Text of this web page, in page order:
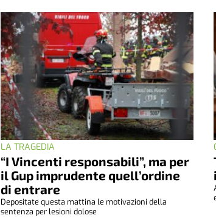
LA TRAGEDIA
“I Vincenti responsabili”, ma per
il Gup imprudente quell’ordine
di entrare
Depositate questa mattina le motivazioni della
sentenza per lesioni dolose